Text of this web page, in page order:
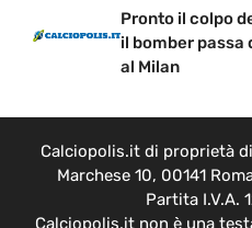
Pronto il colpo
il bomber passa
al Milan
Calciopolis.it di proprietà
Marchese 10, 00141
Partita I.V.A.
Calciopolis.it non è una